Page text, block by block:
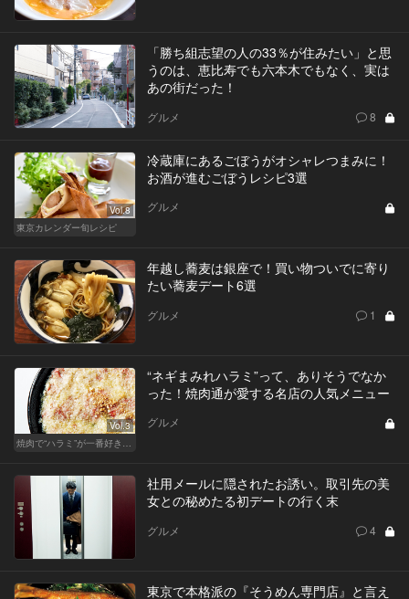
「勝ち組志望の人の33％が住みたい」と思
うのは、恵比寿でも六本木でもなく、実は
あの街だった！
グルメ 8
Vol.8
東京カレンダー旬レシピ
冷蔵庫にあるごぼうがオシャレつまみに！
お酒が進むごぼうレシピ3選
グルメ
年越し蕎麦は銀座で！買い物ついでに寄り
たい蕎麦デート6選
グルメ 1
Vol.3
“ネギまみれハラミ”って、ありそうでなか
った！焼肉通が愛する名店の人気メニュー
グルメ
社用メールに隠されたお誘い。取引先の美
女との秘めたる初デートの行く末
グルメ 4
東京で本格派の『そうめん専門店』と言え